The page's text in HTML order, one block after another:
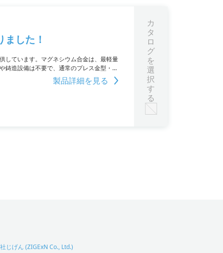
した！
しています。マグネシウム合金は、最軽量
鋳造設備は不要で、通常のプレス金型・プ
製品詳細を見る
カ
タ
ロ
グ
を
選
択
す
る
じげん (ZIGExN Co., Ltd.)